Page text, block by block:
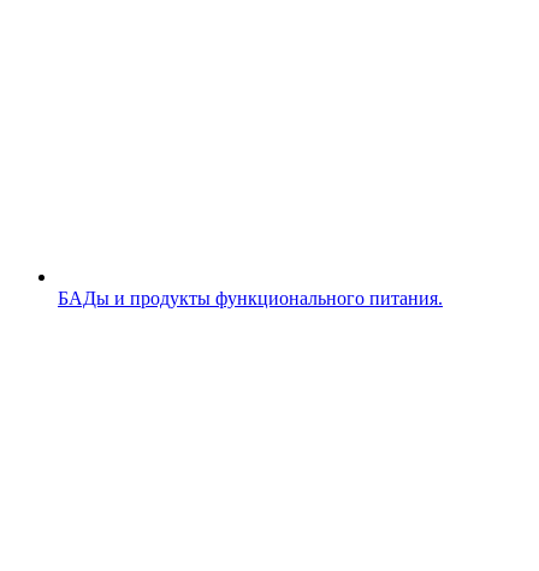
БАДы и продукты функционального питания.